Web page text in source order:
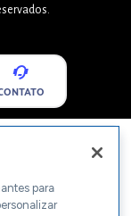
para